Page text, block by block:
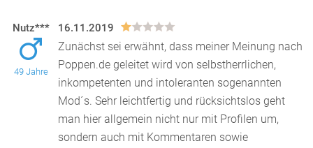
Nutz***
49 Jahre
16.11.2019
Zunächst sei erwähnt, dass meiner Meinung nach
Poppen.de geleitet wird von selbstherrlichen,
inkompetenten und intoleranten sogenannten
Mod´s. Sehr leichtfertig und rücksichtslos geht
man hier allgemein nicht nur mit Profilen um,
sondern auch mit Kommentaren sowie